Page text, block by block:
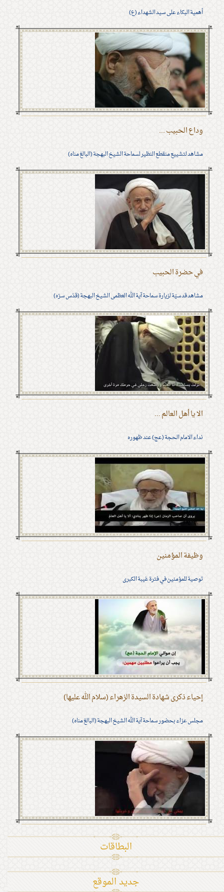
أهمية البكاء على سيد الشهداء (ع)
وداع الحبيب ...
مشاهد لتشييع منقطع النظير لسماحة الشيخ البهجة (البالغ مناه)
في حضرة الحبيب
مشاهد قدسيّة لزيارة سماحة آية الله العظمى الشيخ البهجة (قدّس سرّه)
الا يا أهل العالم ...
نداء الامام الحجة (عج) عند ظهوره
وظيفة المؤمنين
توصية للمؤمنين في فترة غيبة الكبرى
إحياء ذكرى شهادة السيدة الزهراء (سلام الله عليها)
مجلس عزاء بحضور سماحة آية الله الشيخ البهجة (البالغ مناه)
البطاقات
جديد الموقع